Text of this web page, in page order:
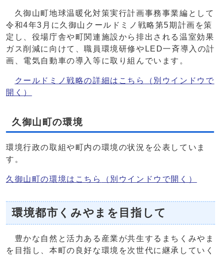
久御山町地球温暖化対策実行計画事務事業編として
令和4年3月に久御山クールドミノ戦略第5期計画を策
定し、役場庁舎や町関連施設から排出される温室効果
ガス削減に向けて、職員環境研修やLED一斉導入の計
画、電気自動車の導入等に取り組んでいます。
クールドミノ戦略の詳細はこちら
（別ウインドウで
開く）
久御山町の環境
環境行政の取組や町内の環境の状況を公表していま
す。
久御山町の環境はこちら （別ウインドウで開く）
環境都市くみやまを目指して
豊かな自然と活力ある産業が共生するまちくみやま
を目指し、本町の良好な環境を次世代に継承していく